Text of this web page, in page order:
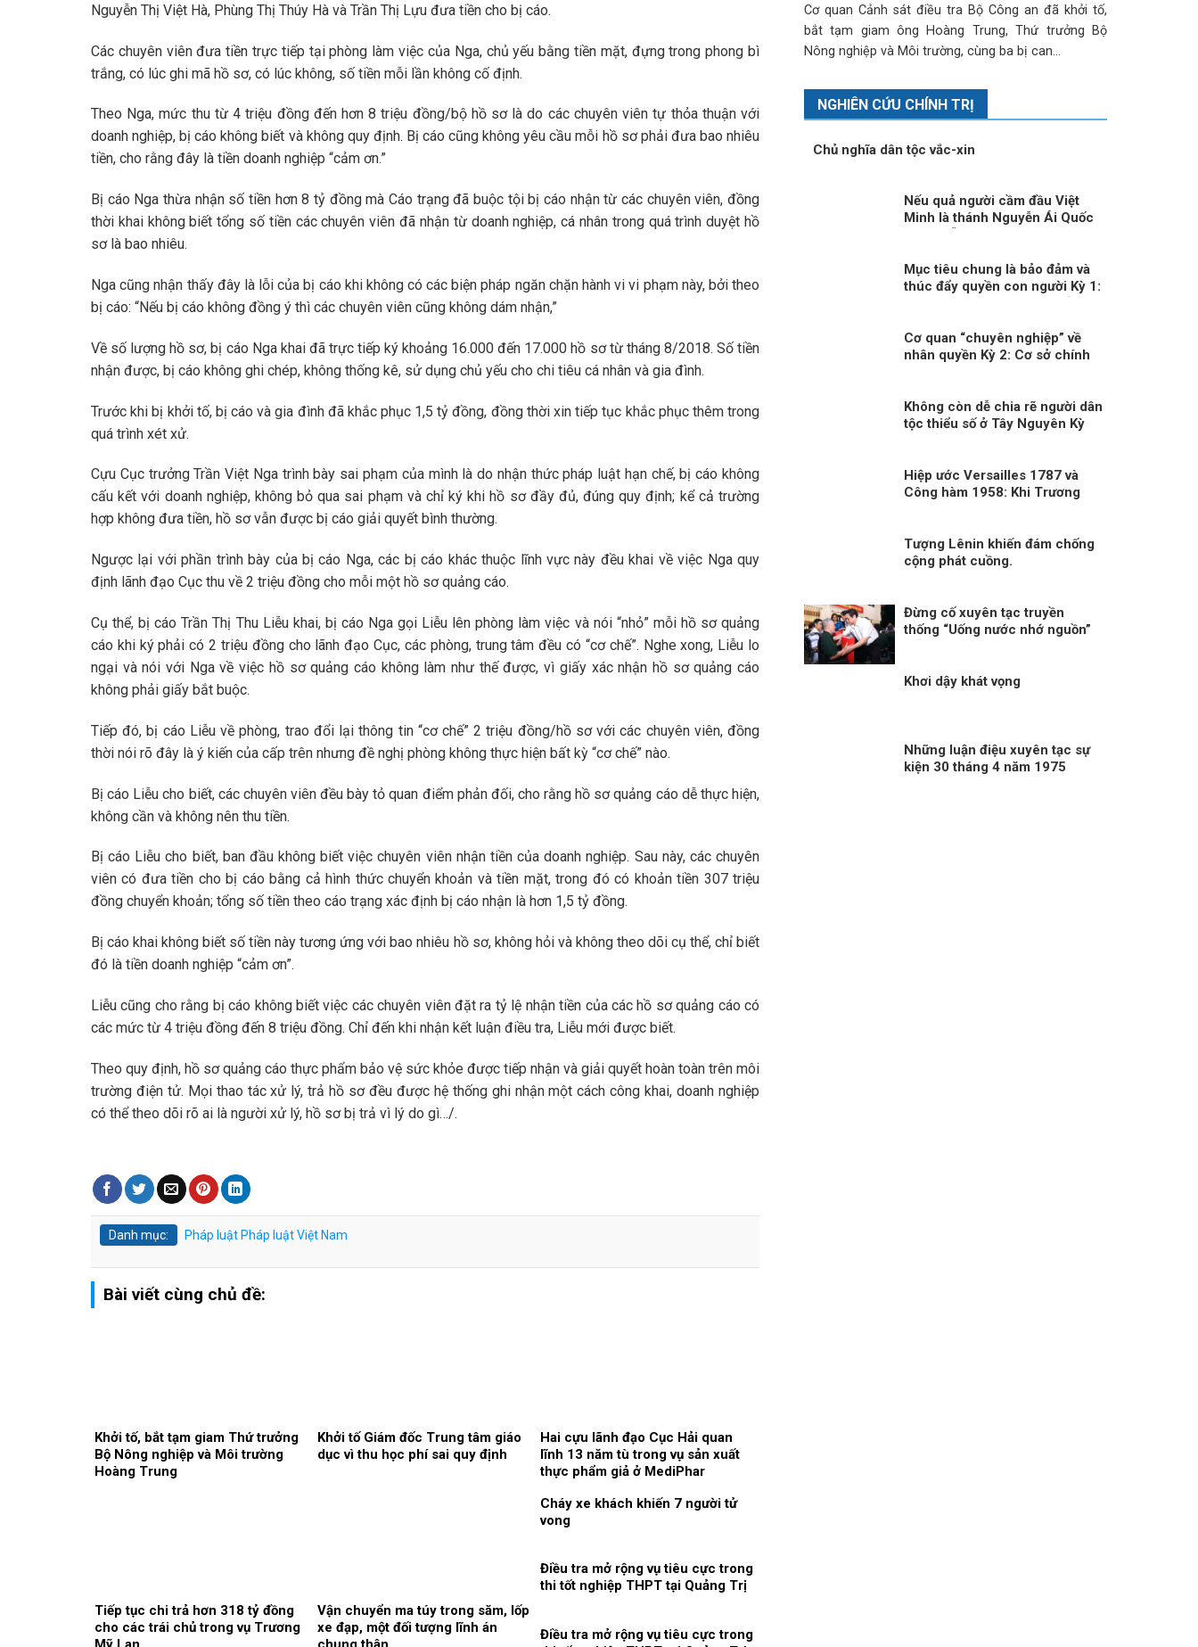
Nguyễn Thị Việt Hà, Phùng Thị Thúy Hà và Trần Thị Lựu đưa tiền cho bị cáo.
Các chuyên viên đưa tiền trực tiếp tại phòng làm việc của Nga, chủ yếu bằng tiền mặt, đựng trong phong bì
trắng, có lúc ghi mã hồ sơ, có lúc không, số tiền mỗi lần không cố định.
Theo Nga, mức thu từ 4 triệu đồng đến hơn 8 triệu đồng/bộ hồ sơ là do các chuyên viên tự thỏa thuận với
doanh nghiệp, bị cáo không biết và không quy định. Bị cáo cũng không yêu cầu mỗi hồ sơ phải đưa bao nhiêu
tiền, cho rằng đây là tiền doanh nghiệp “cảm ơn.”
Bị cáo Nga thừa nhận số tiền hơn 8 tỷ đồng mà Cáo trạng đã buộc tội bị cáo nhận từ các chuyên viên, đồng
thời khai không biết tổng số tiền các chuyên viên đã nhận từ doanh nghiệp, cá nhân trong quá trình duyệt hồ
sơ là bao nhiêu.
Nga cũng nhận thấy đây là lỗi của bị cáo khi không có các biện pháp ngăn chặn hành vi vi phạm này, bởi theo
bị cáo: “Nếu bị cáo không đồng ý thì các chuyên viên cũng không dám nhận,”
Về số lượng hồ sơ, bị cáo Nga khai đã trực tiếp ký khoảng 16.000 đến 17.000 hồ sơ từ tháng 8/2018. Số tiền
nhận được, bị cáo không ghi chép, không thống kê, sử dụng chủ yếu cho chi tiêu cá nhân và gia đình.
Trước khi bị khởi tố, bị cáo và gia đình đã khắc phục 1,5 tỷ đồng, đồng thời xin tiếp tục khắc phục thêm trong
quá trình xét xử.
Cựu Cục trưởng Trần Việt Nga trình bày sai phạm của mình là do nhận thức pháp luật hạn chế, bị cáo không
cấu kết với doanh nghiệp, không bỏ qua sai phạm và chỉ ký khi hồ sơ đầy đủ, đúng quy định; kể cả trường
hợp không đưa tiền, hồ sơ vẫn được bị cáo giải quyết bình thường.
Ngược lại với phần trình bày của bị cáo Nga, các bị cáo khác thuộc lĩnh vực này đều khai về việc Nga quy
định lãnh đạo Cục thu về 2 triệu đồng cho mỗi một hồ sơ quảng cáo.
Cụ thể, bị cáo Trần Thị Thu Liễu khai, bị cáo Nga gọi Liễu lên phòng làm việc và nói “nhỏ” mỗi hồ sơ quảng
cáo khi ký phải có 2 triệu đồng cho lãnh đạo Cục, các phòng, trung tâm đều có “cơ chế”. Nghe xong, Liễu lo
ngại và nói với Nga về việc hồ sơ quảng cáo không làm như thế được, vì giấy xác nhận hồ sơ quảng cáo
không phải giấy bắt buộc.
Tiếp đó, bị cáo Liễu về phòng, trao đổi lại thông tin “cơ chế” 2 triệu đồng/hồ sơ với các chuyên viên, đồng
thời nói rõ đây là ý kiến của cấp trên nhưng đề nghị phòng không thực hiện bất kỳ “cơ chế” nào.
Bị cáo Liễu cho biết, các chuyên viên đều bày tỏ quan điểm phản đối, cho rằng hồ sơ quảng cáo dễ thực hiện,
không cần và không nên thu tiền.
Bị cáo Liễu cho biết, ban đầu không biết việc chuyên viên nhận tiền của doanh nghiệp. Sau này, các chuyên
viên có đưa tiền cho bị cáo bằng cả hình thức chuyển khoản và tiền mặt, trong đó có khoản tiền 307 triệu
đồng chuyển khoản; tổng số tiền theo cáo trạng xác định bị cáo nhận là hơn 1,5 tỷ đồng.
Bị cáo khai không biết số tiền này tương ứng với bao nhiêu hồ sơ, không hỏi và không theo dõi cụ thể, chỉ biết
đó là tiền doanh nghiệp “cảm ơn”.
Liễu cũng cho rằng bị cáo không biết việc các chuyên viên đặt ra tỷ lệ nhận tiền của các hồ sơ quảng cáo có
các mức từ 4 triệu đồng đến 8 triệu đồng. Chỉ đến khi nhận kết luận điều tra, Liễu mới được biết.
Theo quy định, hồ sơ quảng cáo thực phẩm bảo vệ sức khỏe được tiếp nhận và giải quyết hoàn toàn trên môi
trường điện tử. Mọi thao tác xử lý, trả hồ sơ đều được hệ thống ghi nhận một cách công khai, doanh nghiệp
có thể theo dõi rõ ai là người xử lý, hồ sơ bị trả vì lý do gì…/.
Danh mục: Pháp luật Pháp luật Việt Nam
Bài viết cùng chủ đề:
Khởi tố, bắt tạm giam Thứ trưởng
Bộ Nông nghiệp và Môi trường
Hoàng Trung
Khởi tố Giám đốc Trung tâm giáo
dục vì thu học phí sai quy định
Hai cựu lãnh đạo Cục Hải quan
lĩnh 13 năm tù trong vụ sản xuất
thực phẩm giả ở MediPhar
Tiếp tục chi trả hơn 318 tỷ đồng
cho các trái chủ trong vụ Trương
Vận chuyển ma túy trong săm, lốp
xe đạp, một đối tượng lĩnh án
Cháy xe khách khiến 7 người tử
vong​
Điều tra mở rộng vụ tiêu cực trong
thi tốt nghiệp THPT tại Quảng Trị
Điều tra mở rộng vụ tiêu cực trong
Cơ quan Cảnh sát điều tra Bộ Công an đã khởi tố,
bắt tạm giam ông Hoàng Trung, Thứ trưởng Bộ
Nông nghiệp và Môi trường, cùng ba bị can...
NGHIÊN CỨU CHÍNH TRỊ
Chủ nghĩa dân tộc vắc-xin
Nếu quả người cầm đầu Việt
Minh là thánh Nguyễn Ái Quốc
Mục tiêu chung là bảo đảm và
thúc đẩy quyền con người Kỳ 1:
Cơ quan “chuyên nghiệp” về
nhân quyền Kỳ 2: Cơ sở chính
Không còn dễ chia rẽ người dân
tộc thiểu số ở Tây Nguyên Kỳ
Hiệp ước Versailles 1787 và
Công hàm 1958: Khi Trương
Tượng Lênin khiến đám chống
cộng phát cuồng.
Đừng cố xuyên tạc truyền
thống “Uống nước nhớ nguồn”
Khơi dậy khát vọng
Những luận điệu xuyên tạc sự
kiện 30 tháng 4 năm 1975